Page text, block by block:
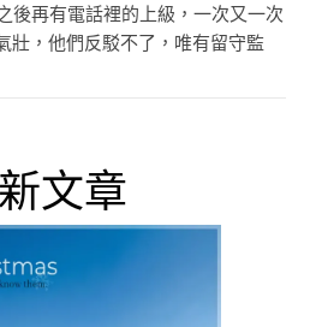
後再有電話裡的上級，一次又一次
壯，他們反駁不了，唯有留守監
文章